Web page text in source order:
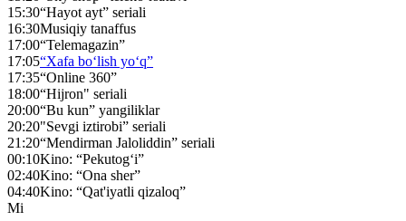
15:30“Hayot ayt” seriali
16:30Musiqiy tanaffus
17:00“Telemagazin”
17:05“Xafa bo‘lish yo‘q”
17:35“Online 360”
18:00“Hijron" seriali
20:00“Bu kun” yangiliklar
20:20"Sevgi iztirobi” seriali
21:20“Mendirman Jaloliddin” seriali
00:10Kino: “Pekutog‘i”
02:40Kino: “Ona sher”
04:40Kino: “Qat'iyatli qizaloq”
Mi